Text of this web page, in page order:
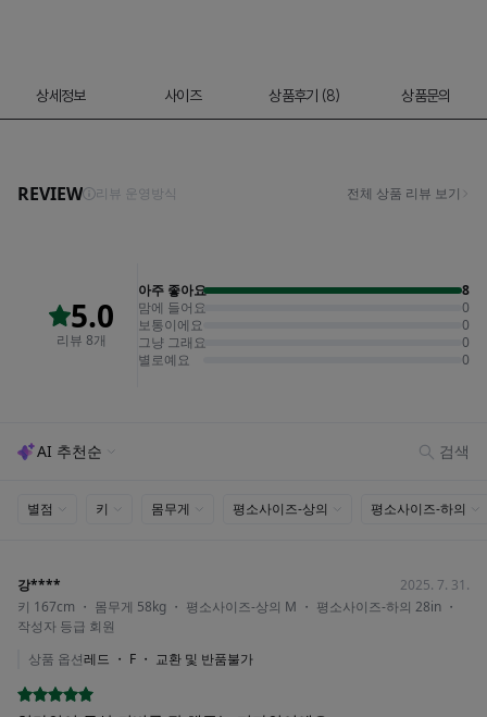
상세정보 사이즈 상품후기 (8) 상품문의